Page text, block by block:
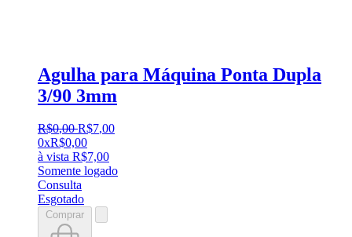
Agulha para Máquina Ponta Dupla
3/90 3mm
R$0,00 R$7,00
0xR$0,00
à vista R$7,00
Somente logado
Consulta
Esgotado
Comprar